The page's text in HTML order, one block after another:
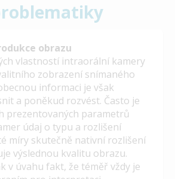
obrazu
vlastností intraorální kamery
zobrazení snímaného
informaci je však
a poněkud rozvést. Často je
prezentovaných parametrů
údaj o typu a rozlišení
míry skutečně nativní rozlišení
výslednou kvalitu obrazu.
v úvahu fakt, že téměř vždy je